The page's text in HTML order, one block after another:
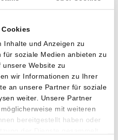
Cookies
Inhalte und Anzeigen zu
soziale Medien anbieten zu
Website zu
wir Informationen zu Ihrer
an unsere Partner für soziale
weiter. Unsere Partner
mit weiteren
bereitgestellt haben oder
Deaton in den sozialen
Kandidat ist, gibt es
Nachfolger des SEC-
Gallagher, der
von Robinhood, gilt als ein
verfügt über Erfahrung in